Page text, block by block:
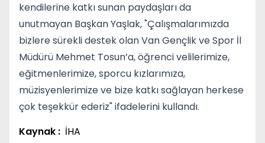
kendilerine katkı sunan paydaşları da
unutmayan Başkan Yaşlak, "Çalışmalarımızda
bizlere sürekli destek olan Van Gençlik ve Spor İl
Müdürü Mehmet Tosun’a, öğrenci velilerimize,
eğitmenlerimize, sporcu kızlarımıza,
müzisyenlerimize ve bize katkı sağlayan herkese
çok teşekkür ederiz" ifadelerini kullandı.
Kaynak : İHA